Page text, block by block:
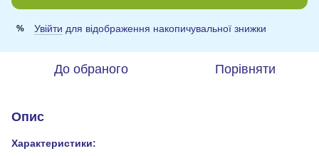
% Увійти для відображення накопичувальної знижки
До обраного Порівняти
Опис
Характеристики: